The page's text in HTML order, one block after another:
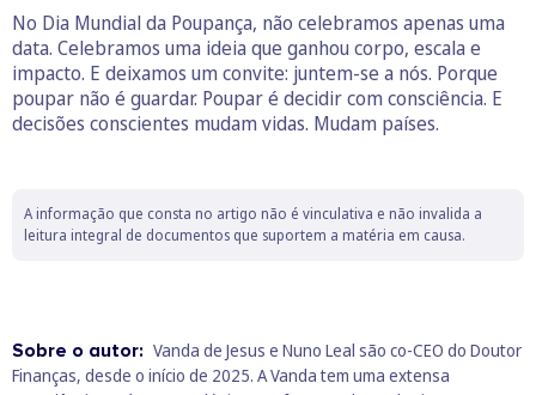
No Dia Mundial da Poupança, não celebramos apenas uma
data. Celebramos uma ideia que ganhou corpo, escala e
impacto. E deixamos um convite: juntem-se a nós. Porque
poupar não é guardar. Poupar é decidir com consciência. E
decisões conscientes mudam vidas. Mudam países.
A informação que consta no artigo não é vinculativa e não invalida a
leitura integral de documentos que suportem a matéria em causa.
Sobre o autor: Vanda de Jesus e Nuno Leal são co-CEO do Doutor
Finanças, desde o início de 2025. A Vanda tem uma extensa